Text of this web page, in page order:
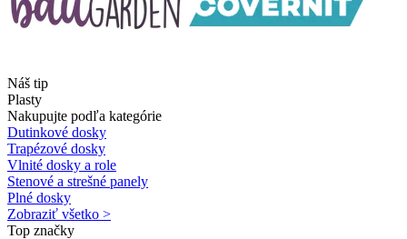
Náš tip
Plasty
Nakupujte podľa kategórie
Dutinkové dosky
Trapézové dosky
Vlnité dosky a role
Stenové a strešné panely
Plné dosky
Zobraziť všetko >
Top značky